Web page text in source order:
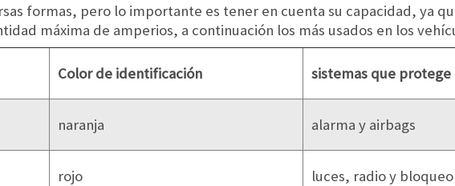
formas, pero lo importante es tener en cuenta su capacidad, ya
máxima de amperios, a continuación los más usados en los
Color de identificación sistemas que protege
naranja alarma y airbags
rojo luces, radio y